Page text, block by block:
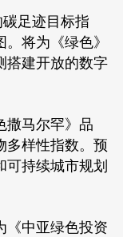
足迹目标指
将为《绿色》
搭建开放的数字
撒马尔罕》品
多样性指数。预
可持续城市规划
《中亚绿色投资